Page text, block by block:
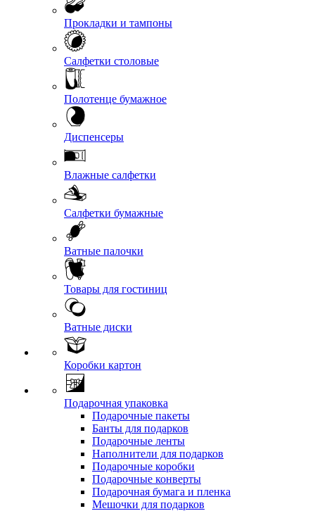
Прокладки и тампоны
Салфетки столовые
Полотенце бумажное
Диспенсеры
Влажные салфетки
Салфетки бумажные
Ватные палочки
Товары для гостиниц
Ватные диски
Коробки картон
Подарочная упаковка
Подарочные пакеты
Банты для подарков
Подарочные ленты
Наполнители для подарков
Подарочные коробки
Подарочные конверты
Подарочная бумага и пленка
Мешочки для подарков